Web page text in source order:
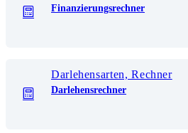
Finanzierungsrechner
Darlehensarten, Rechner
Darlehensrechner